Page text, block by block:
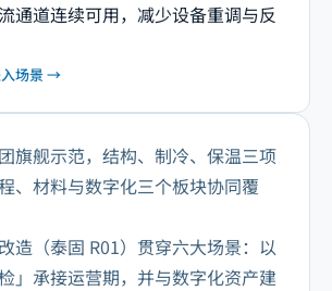
通道连续可用，减少设备重调与反
场景 →
旗舰示范，结构、制冷、保温三项
、材料与数字化三个板块协同覆
造（泰固 R01）贯穿六大场景：以
」承接运营期，并与数字化资产建